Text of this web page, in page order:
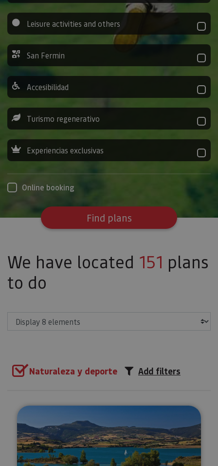
Leisure activities and others
San Fermin
Accesibilidad
Turismo regenerativo
Experiencias exclusivas
Online booking
Find plans
We have located 151 plans
to do
Naturaleza y deporte Add filters
SUP Yoga on the Alloz